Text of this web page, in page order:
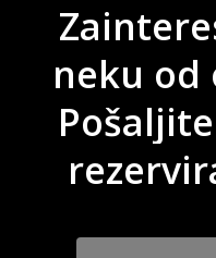
neku od
Pošaljite